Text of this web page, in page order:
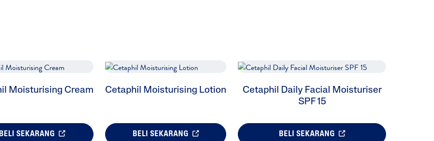
Moisturising Cream
SEKARANG
Cetaphil Moisturising Lotion
BELI SEKARANG
Cetaphil Daily Facial Moisturiser
SPF 15
BELI SEKARANG